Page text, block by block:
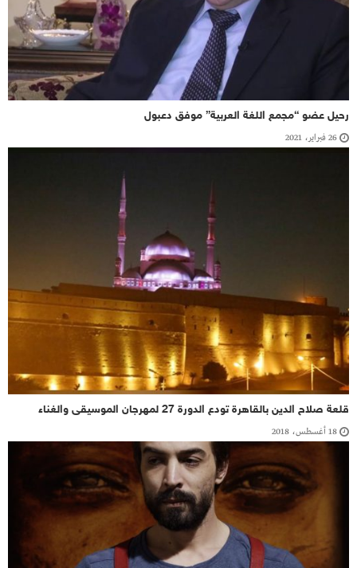
رحيل عضو “مجمع اللغة العربية” موفق دعبول
26 فبراير، 2021
قلعة صلاح الدين بالقاهرة تودع الدورة 27 لمهرجان الموسيقى والغناء
18 أغسطس، 2018